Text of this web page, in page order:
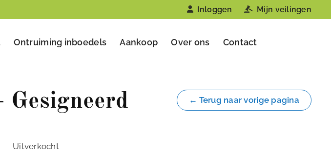
Inloggen Mijn veilingen
Ontruiming inboedels Aankoop Over ons Contact
← Terug naar vorige pagina
Uitverkocht